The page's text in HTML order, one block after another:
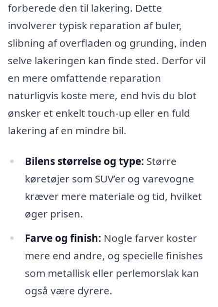
forberede den til lakering. Dette
involverer typisk reparation af buler,
slibning af overfladen og grunding, inden
selve lakeringen kan finde sted. Derfor vil
en mere omfattende reparation
naturligvis koste mere, end hvis du blot
ønsker et enkelt touch-up eller en fuld
lakering af en mindre bil.
Bilens størrelse og type: Større
køretøjer som SUV’er og varevogne
kræver mere materiale og tid, hvilket
øger prisen.
Farve og finish: Nogle farver koster
mere end andre, og specielle finishes
som metallisk eller perlemorslak kan
også være dyrere.